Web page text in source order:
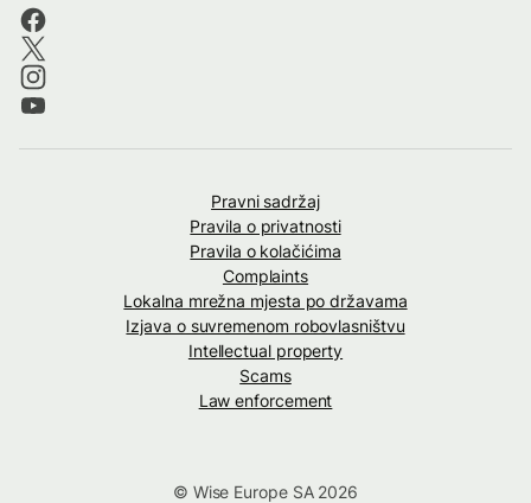
Pravni sadržaj
Pravila o privatnosti
Pravila o kolačićima
Complaints
Lokalna mrežna mjesta po državama
Izjava o suvremenom robovlasništvu
Intellectual property
Scams
Law enforcement
© Wise Europe SA 2026